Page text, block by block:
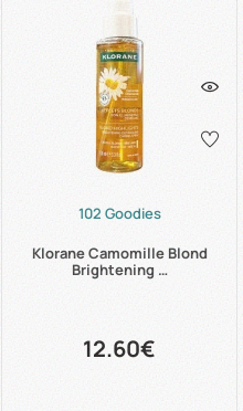
102 Goodies
Klorane Camomille Blond
Brightening …
12.60€